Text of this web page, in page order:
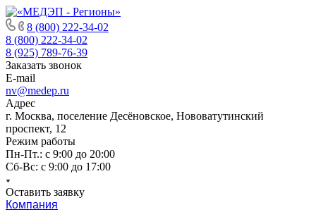
8 (800) 222-34-02
8 (800) 222-34-02
8 (925) 789-76-39
Заказать звонок
E-mail
nv@medep.ru
Адрес
г. Москва, поселение Десёновское, Нововатутинский
проспект, 12
Режим работы
Пн-Пт.: с 9:00 до 20:00
Cб-Вс: с 9:00 до 17:00
Оставить заявку
Компания